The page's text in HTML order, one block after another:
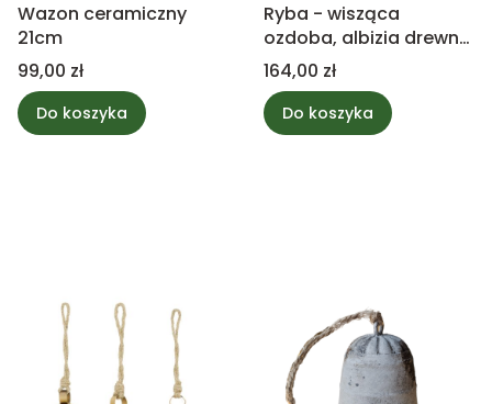
Wazon ceramiczny
21cm
Cena
99,00 zł
Do koszyka
Ryba - wisząca
ozdoba, albizia drewno
58cm mix
Cena
164,00 zł
Do koszyka